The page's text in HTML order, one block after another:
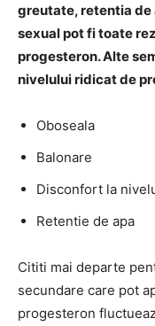
greutate, retentia de
sexual pot fi toate
progesteron. Alte
nivelului ridicat de
Oboseala
Balonare
Disconfort la
Retentie de apa
Cititi mai departe
secundare care pot
progesteron